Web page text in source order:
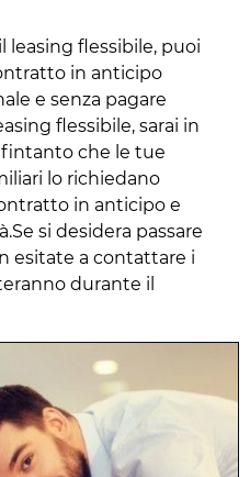
leasing flessibile, puoi
in anticipo
e senza pagare
flessibile, sarai in
che le tue
lo richiedano
in anticipo e
si desidera passare
esitate a contattare i
durante il